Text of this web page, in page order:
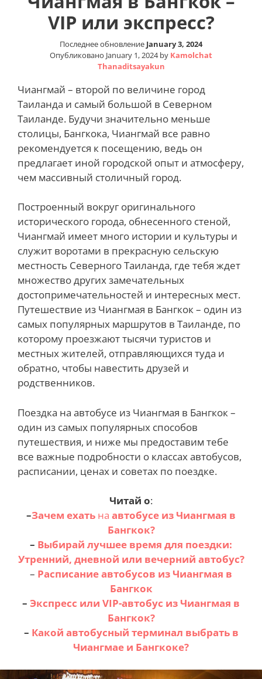
VIP или экспресс?
Последнее обновление January 3, 2024
Опубликовано January 1, 2024 by Kamolchat
Thanaditsayakun
Чиангмай – второй по величине город
Таиланда и самый большой в Северном
Таиланде. Будучи значительно меньше
столицы, Бангкока, Чиангмай все равно
рекомендуется к посещению, ведь он
предлагает иной городской опыт и атмосферу,
чем массивный столичный город.
Построенный вокруг оригинального
исторического города, обнесенного стеной,
Чиангмай имеет много истории и культуры и
служит воротами в прекрасную сельскую
местность Северного Таиланда, где тебя ждет
множество других замечательных
достопримечательностей и интересных мест.
Путешествие из Чиангмая в Бангкок – один из
самых популярных маршрутов в Таиланде, по
которому проезжают тысячи туристов и
местных жителей, отправляющихся туда и
обратно, чтобы навестить друзей и
родственников.
Поездка на автобусе из Чиангмая в Бангкок –
один из самых популярных способов
путешествия, и ниже мы предоставим тебе
все важные подробности о классах автобусов,
расписании, ценах и советах по поездке.
Читай о:
–Зачем ехать на автобусе из Чиангмая в
Бангкок?
– Выбирай лучшее время для поездки:
Утренний, дневной или вечерний автобус?
– Расписание автобусов из Чиангмая в
Бангкок
– Экспресс или VIP-автобус из Чиангмая в
Бангкок?
– Какой автобусный терминал выбрать в
Чиангмае и Бангкоке?